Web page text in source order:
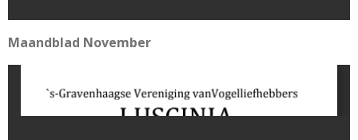
Maandblad November